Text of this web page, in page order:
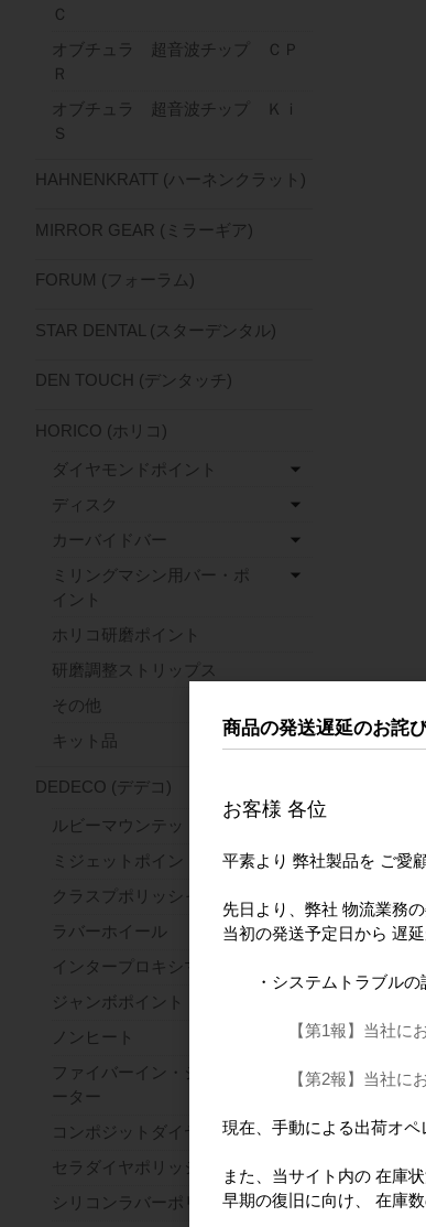
Ｃ
オブチュラ 超音波チップ ＣＰ
Ｒ
オブチュラ 超音波チップ Ｋｉ
Ｓ
HAHNENKRATT (ハーネンクラット)
MIRROR GEAR (ミラーギア)
FORUM (フォーラム)
STAR DENTAL (スターデンタル)
DEN TOUCH (デンタッチ)
HORICO (ホリコ)
ダイヤモンドポイント
ディスク
カーバイドバー
ミリングマシン用バー・ポ
イント
ホリコ研磨ポイント
研磨調整ストリップス
その他
キット品
DEDECO (デデコ)
ルビーマウンテッドポイント
ミジェットポイント
クラスプポリッシャー
ラバーホイール
インタープロキシマルホイール
ジャンボポイント
ノンヒート
ファイバーイン・ジルコンセパレ
ーター
コンポジットダイヤ
セラダイヤポリッシャー
シリコンラバーポリッシャー
商品の発送遅延のお詫
お客様 各位
平素より 弊社製品を ご愛
先日より、弊社 物流業務
当初の発送予定日から 遅
・システムトラブルの詳
【第1報】当社
【第2報】当社
現在、手動による出荷オペ
また、当サイト内の 在庫
早期の復旧に向け、 在庫